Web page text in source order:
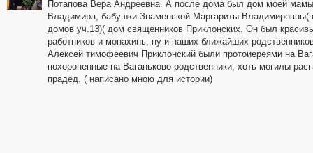
Потапова Вера Андреевна. А после дома был дом моей
Владимира, бабушки Знаменской Маргариты
домов уч.13)( дом священников Приклонских. Он был
работников и монахинь, ну и наших ближайших
Алексей тимофеевич Приклонский были протоиереями на
похороненные на Ваганьково родственники, хоть могилы
прадед. ( написано мною для истории)